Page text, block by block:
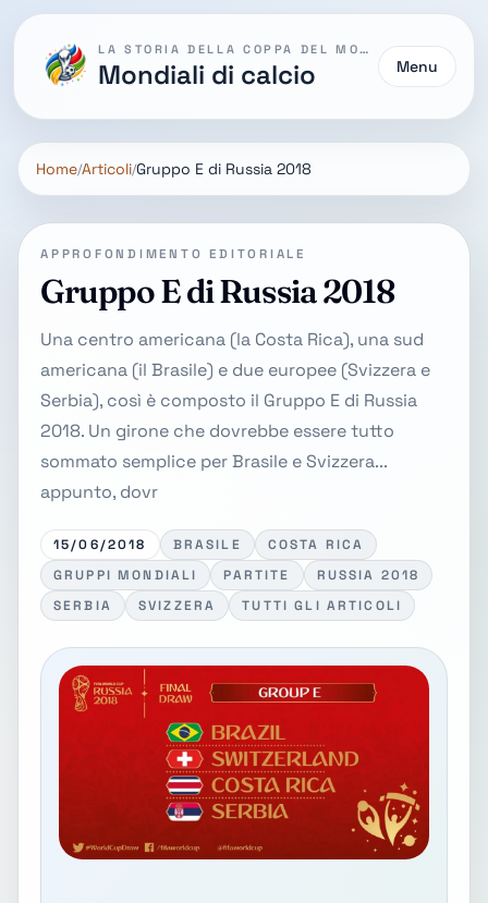
LA STORIA DELLA COPPA DEL MONDO
Mondiali di calcio Menu
Home Articoli Gruppo E di Russia 2018
APPROFONDIMENTO EDITORIALE
Gruppo E di Russia 2018
Una centro americana (la Costa Rica), una sud
americana (il Brasile) e due europee (Svizzera e
Serbia), così è composto il Gruppo E di Russia
2018. Un girone che dovrebbe essere tutto
sommato semplice per Brasile e Svizzera...
appunto, dovr
15/06/2018 BRASILE
COSTA RICA
GRUPPI MONDIALI
PARTITE
RUSSIA 2018
SERBIA
SVIZZERA TUTTI GLI ARTICOLI